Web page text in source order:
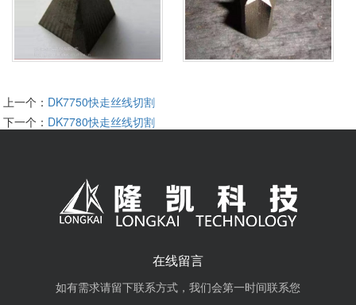
上一个： DK7750快走丝线切割
下一个： DK7780快走丝线切割
在线留言
如有需求请留下联系方式，我们会第一时间联系您